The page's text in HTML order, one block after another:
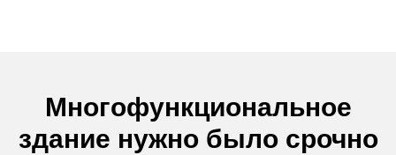
Многофункциональное
здание нужно было срочно